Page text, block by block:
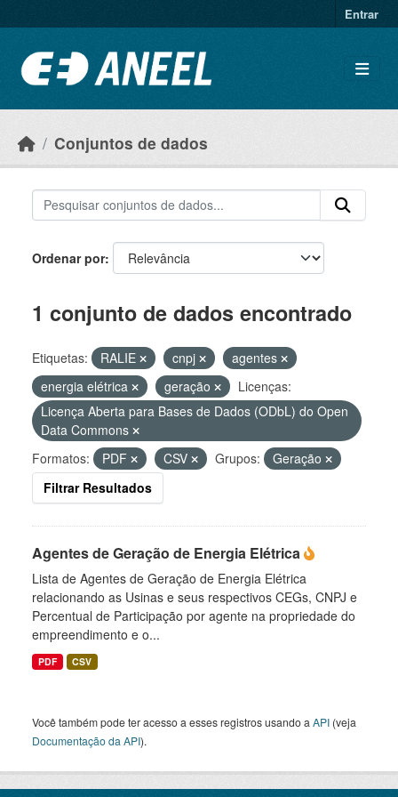
Entrar
Conjuntos de dados
Ordenar por
1 conjunto de dados encontrado
Etiquetas: RALIE cnpj
agentes
energia elétrica
geração
Licenças:
Licença Aberta para Bases de Dados (ODbL) do Open
Data Commons
Formatos:
PDF CSV Grupos:
Geração
Filtrar Resultados
Agentes de Geração de Energia Elétrica
Lista de Agentes de Geração de Energia Elétrica
relacionando as Usinas e seus respectivos CEGs, CNPJ e
Percentual de Participação por agente na propriedade do
empreendimento e o...
PDF CSV
Você também pode ter acesso a esses registros usando a API (veja
Documentação da API).